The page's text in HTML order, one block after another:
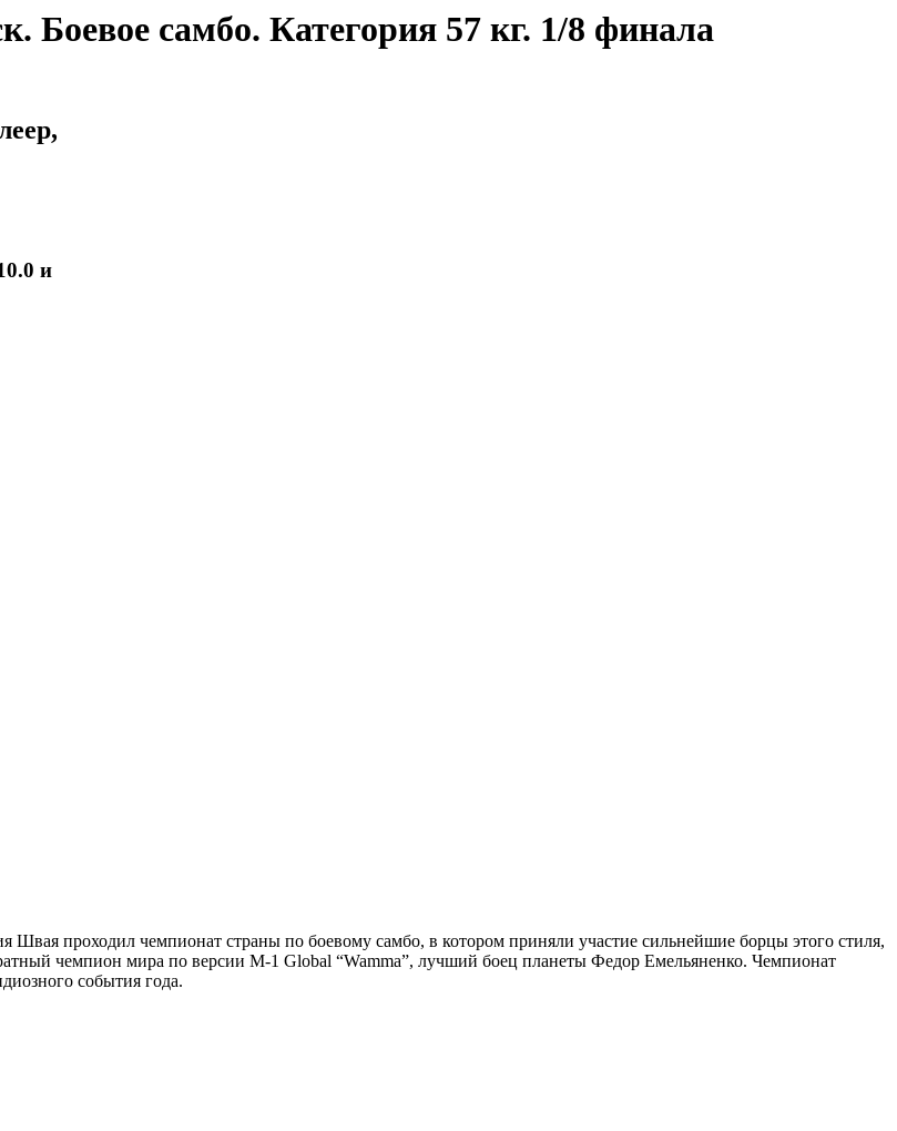
Боевое самбо. Категория 57 кг. 1/8 финала
и
проходил чемпионат страны по боевому самбо, в котором приняли участие сильнейшие борцы этого стиля,
чемпион мира по версии M-1 Global “Wamma”, лучший боец планеты Федор Емельяненко. Чемпионат
события года.